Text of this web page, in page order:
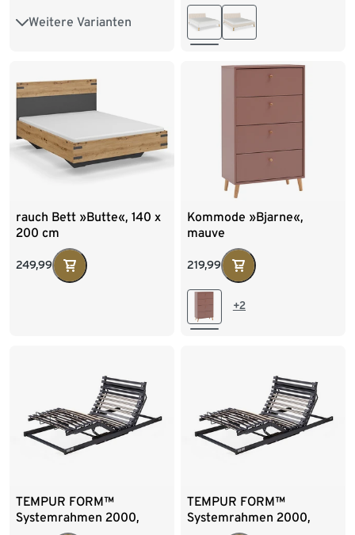
Weitere Varianten
Ca. 100 x 200 cm
Ca. 90 x 200 cm
rauch Bett »Butte«, 140 x
200 cm
249,99
Kommode »Bjarne«,
mauve
219,99
+2
TEMPUR FORM™
Systemrahmen 2000,
TEMPUR FORM™
Systemrahmen 2000,